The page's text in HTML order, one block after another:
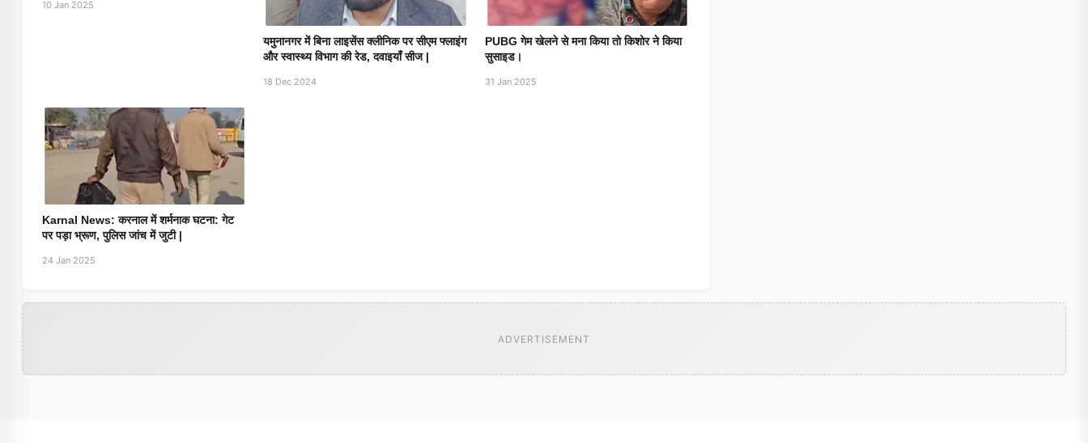
10 Jan 2025
यमुनानगर में बिना लाइसेंस क्लीनिक पर सीएम फ्लाइंग
और स्वास्थ्य विभाग की रेड, दवाइयाँ सीज |
18 Dec 2024
PUBG गेम खेलने से मना किया तो किशोर ने किया
सुसाइड।
31 Jan 2025
Karnal News: करनाल में शर्मनाक घटना: गेट
पर पड़ा भ्रूण, पुलिस जांच में जुटी |
24 Jan 2025
ADVERTISEMENT